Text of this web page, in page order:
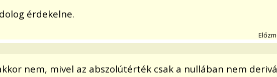
érdekelne.
nem, mivel az abszolútérték csak a nullában nem